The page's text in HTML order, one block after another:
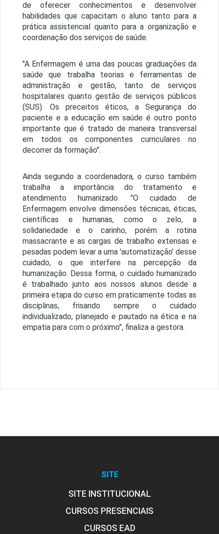
de oferecer conhecimentos e desenvolver
habilidades que capacitam o aluno tanto para a
prática assistencial quanto para a organização e
coordenação dos serviços de saúde.
"A Enfermagem é uma das poucas graduações da
saúde que trabalha teorias e ferramentas de
administração e gestão, tanto de serviços
hospitalares quanto gestão de serviços públicos
(SUS). Os preceitos éticos, a Segurança do
paciente e a educação em saúde é outro ponto
importante que é tratado de maneira transversal
em todos os componentes curriculares no
decorrer da formação".
Ainda segundo a coordenadora, o curso também
trabalha a importância do tratamento e
atendimento humanizado. "O cuidado de
Enfermagem envolve dimensões técnicas, éticas,
científicas e humanas, como o zelo, a
solidariedade e o carinho, porém a rotina
massacrante e as cargas de trabalho extensas e
pesadas podem levar a uma 'automatização' desse
cuidado, o que interfere na percepção da
humanização. Dessa forma, o cuidado humanizado
é trabalhado junto aos nossos alunos desde a
primeira etapa do curso em praticamente todas as
disciplinas, frisando sempre o cuidado
individualizado, planejado e pautado na ética e na
empatia para com o próximo", finaliza a gestora.
SITE
SITE INSTITUCIONAL
CURSOS PRESENCIAIS
CURSOS EAD